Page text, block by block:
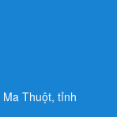
Thuột, tỉnh